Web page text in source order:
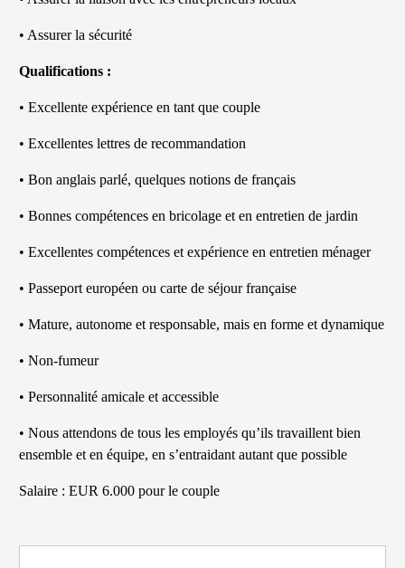
• Assurer la sécurité
Qualifications :
• Excellente expérience en tant que couple
• Excellentes lettres de recommandation
• Bon anglais parlé, quelques notions de français
• Bonnes compétences en bricolage et en entretien de jardin
• Excellentes compétences et expérience en entretien ménager
• Passeport européen ou carte de séjour française
• Mature, autonome et responsable, mais en forme et dynamique
• Non-fumeur
• Personnalité amicale et accessible
• Nous attendons de tous les employés qu’ils travaillent bien
ensemble et en équipe, en s’entraidant autant que possible
Salaire : EUR 6.000 pour le couple